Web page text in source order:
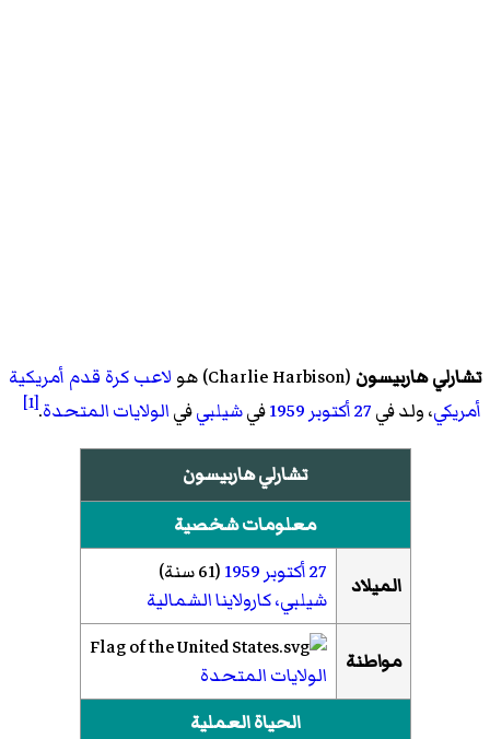
تشارلي هاربيسون (
Charlie Harbison)‏ هو لاعب كرة قدم أمريكية
أمريكي، ولد في27 أكتوبر 1959فيشيلبيفيالولايات المتحدة.
[1]
تشارلي هاربيسون
معلومات شخصية
الميلاد 27 أكتوبر 1959(61 سنة)
شيلبي، كارولاينا الشمالية
مواطنة
الولايات المتحدة
الحياة العملية